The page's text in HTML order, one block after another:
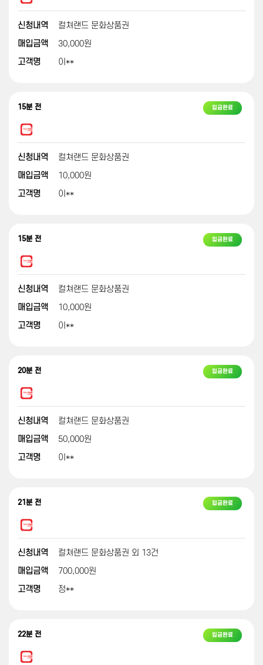
신청내역
컬쳐랜드 문화상품권
매입금액
30,000원
고객명
이**
15분 전 입금완료
신청내역
컬쳐랜드 문화상품권
매입금액
10,000원
고객명
이**
15분 전 입금완료
신청내역
컬쳐랜드 문화상품권
매입금액
10,000원
고객명
이**
20분 전 입금완료
신청내역
컬쳐랜드 문화상품권
매입금액
50,000원
고객명
이**
21분 전 입금완료
신청내역
컬쳐랜드 문화상품권 외 13건
매입금액
700,000원
고객명
정**
22분 전 입금완료